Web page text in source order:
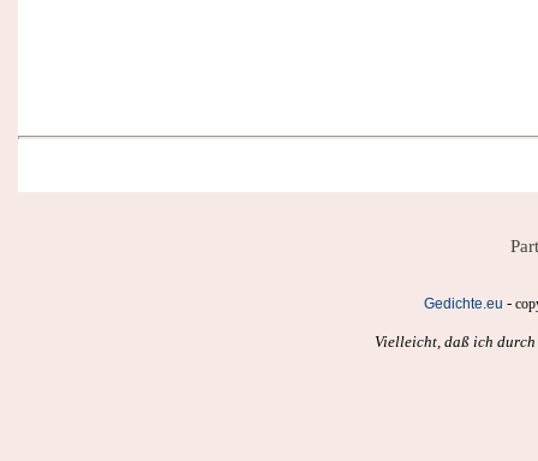
Gedichte.eu -
Vielleicht, daß ich durch